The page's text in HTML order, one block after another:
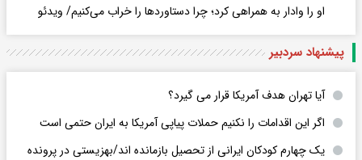
او را وادار به همراهی کرد؛ چرا دستاوردها را خراب می‌کنیم/ ویدئو
پیشنهاد سردبیر
آیا تهران هدف آمریکا قرار می گیرد؟
اگر این اقدامات را نکنیم حملات پیاپی آمریکا به ایران حتمی است
یک چهارم کودکان ایرانی از تحصیل بازمانده اند/بهزیستی در پرونده